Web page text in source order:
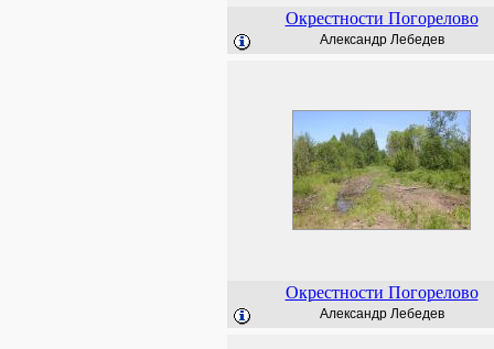
Окрестности Погорелово
Александр Лебедев
Окрестности Погорелово
Александр Лебедев